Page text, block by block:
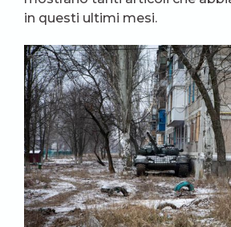
in questi ultimi mesi.